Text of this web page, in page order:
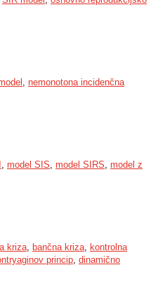
, nemonotona incidenčna
, model SIS, model SIRS, model z
kriza, bančna kriza, kontrolna
princip, dinamično